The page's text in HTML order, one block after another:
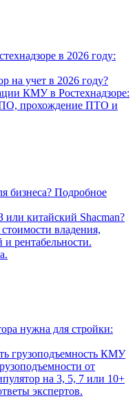
в 2026 году:
на учет в 2026 году?
КМУ в Ростехнадзоре:
прохождение ПТО и
бизнеса? Подробное
китайский Shacman?
владения,
и рентабельности.
нужна для стройки:
грузоподъемность КМУ
от
на 3, 5, 7 или 10+
экспертов.